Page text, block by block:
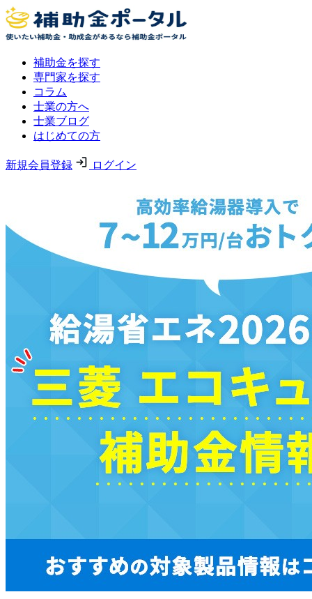
補助金を探す
専門家を探す
コラム
士業の方へ
士業ブログ
はじめての方
新規会員登録 ログイン